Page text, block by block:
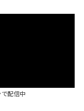
で配信中